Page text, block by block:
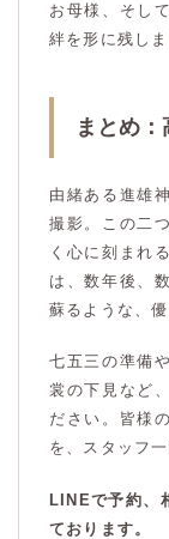
お母様、そし
絆を形に残しま
まとめ
由緒ある進雄
撮影。この二
く心に刻まれ
は、数年後、
蘇るような、
七五三の準備
裳の下見など
ださい。皆様
を、スタッフ
LINEで予約、
ております。